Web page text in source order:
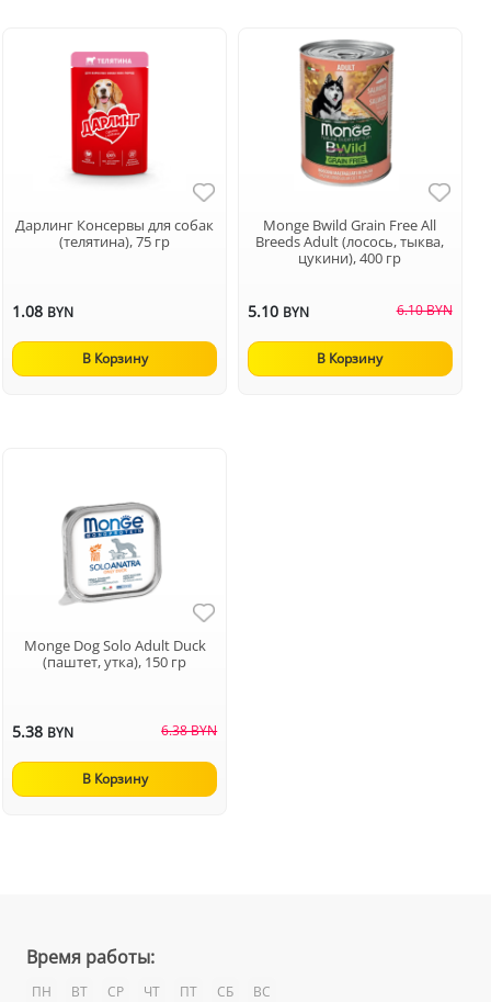
Дарлинг Консервы для собак
(телятина), 75 гр
1.08 BYN
В Корзину
Monge Bwild Grain Free All
Breeds Adult (лосось, тыква,
цукини), 400 гр
5.10 BYN 6.10 BYN
В Корзину
Monge Dog Solo Adult Duck
(паштет, утка), 150 гр
5.38 BYN 6.38 BYN
В Корзину
Время работы:
ПН ВТ СР ЧТ ПТ СБ ВС